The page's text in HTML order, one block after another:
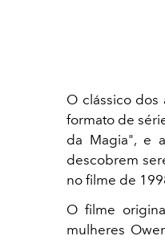
O clássico dos
formato de
da Magia", e
descobrem
no filme de
O filme
mulheres